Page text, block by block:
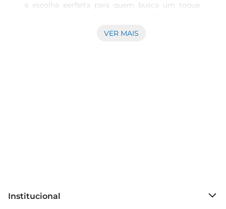
a escolha perfeita para quem busca um toque
sabor, este panettone é ideal para compartilhar
irresistível para quem aprecia doces de qualidade.
VER MAIS
Institucional